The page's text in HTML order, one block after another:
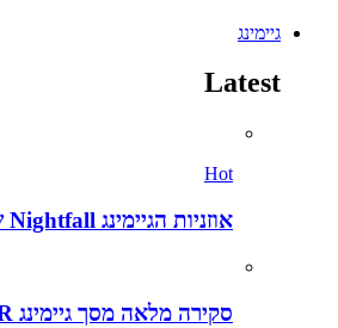
גיימינג
Latest
Hot
אוזניות הגיימינג Nightfall של JLab נוחתות בישראל במחיר אטרקטיבי של 199 שקלים – הנה הביקורת המלאה
סקירה מלאה מסך גיימינג Asus ROG Swift PG259QNR